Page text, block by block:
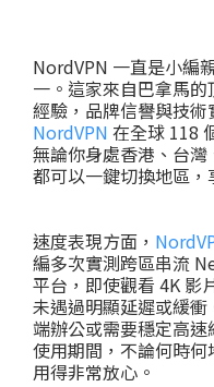
NordVPN 一直是小編
一。這家來自巴拿馬
經驗，品牌信譽與技術
NordVPN 在全球 118
無論你身處香港、台灣
都可以一鍵切換地區，
速度表現方面，
編多次實測跨區串流
平台，即使觀看 4K 影
未遇過明顯延遲或緩
端辦公或需要穩定高
使用期間，不論何時
用得非常放心。